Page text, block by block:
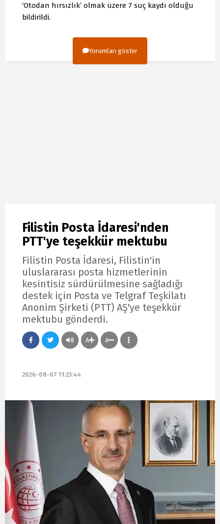
‘Otodan hırsızlık’ olmak üzere 7 suç kaydı olduğu
bildirildi.
Yorumları göster
Filistin Posta İdaresi'nden
PTT'ye teşekkür mektubu
Filistin Posta İdaresi, Filistin'in
uluslararası posta hizmetlerinin
kesintisiz sürdürülmesine sağladığı
destek için Posta ve Telgraf Teşkilatı
Anonim Şirketi (PTT) AŞ'ye teşekkür
mektubu gönderdi.
A A
2026-08-07 11:23:44